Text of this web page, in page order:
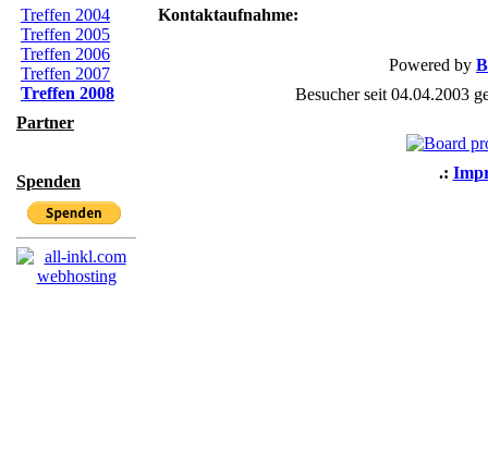
Treffen 2004
Treffen 2005
Treffen 2006
Treffen 2007
Treffen 2008
Partner
Spenden
Kontaktaufnahme:
Powered by
Besucher seit 04.04.2003
.: